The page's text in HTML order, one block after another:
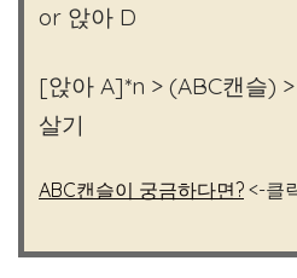
or 앉아 D
[앉아 A]*n > (ABC캔슬)
살기
ABC캔슬이 궁금하다면? <-클